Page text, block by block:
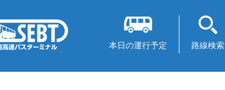
本日の運行予定 路線検索